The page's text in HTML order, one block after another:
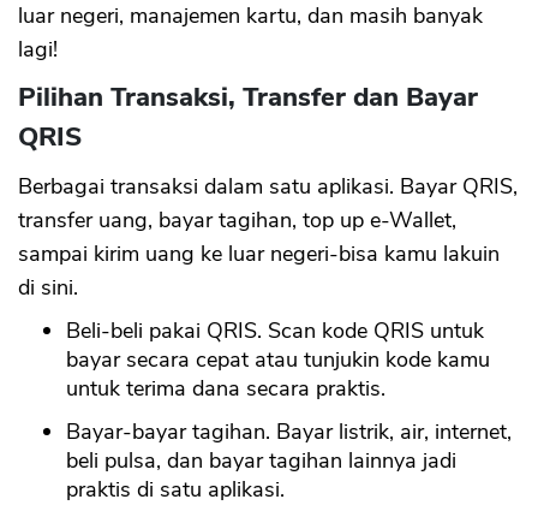
luar negeri, manajemen kartu, dan masih banyak
lagi!
Pilihan Transaksi, Transfer dan Bayar
QRIS
Berbagai transaksi dalam satu aplikasi. Bayar QRIS,
transfer uang, bayar tagihan, top up e-Wallet,
sampai kirim uang ke luar negeri-bisa kamu lakuin
di sini.
Beli-beli pakai QRIS. Scan kode QRIS untuk
bayar secara cepat atau tunjukin kode kamu
untuk terima dana secara praktis.
Bayar-bayar tagihan. Bayar listrik, air, internet,
beli pulsa, dan bayar tagihan lainnya jadi
praktis di satu aplikasi.